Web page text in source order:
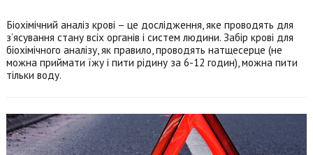
Біохімічний аналіз крові – це дослідження, яке проводять для
з’ясування стану всіх органів і систем людини. Забір крові для
біохімічного аналізу, як правило, проводять натщесерце (не
можна приймати їжу і пити рідину за 6-12 годин), можна пити
тільки воду.